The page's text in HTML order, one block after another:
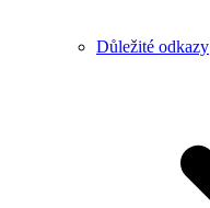
Důležité odkazy